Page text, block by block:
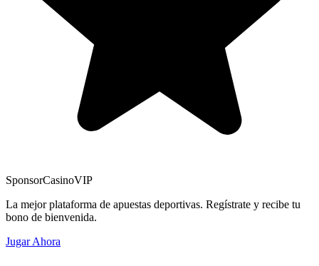
SponsorCasinoVIP
La mejor plataforma de apuestas deportivas. Regístrate y recibe tu
bono de bienvenida.
Jugar Ahora